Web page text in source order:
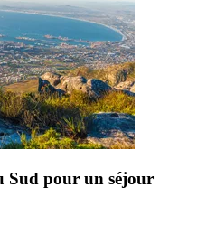
Sud pour un séjour